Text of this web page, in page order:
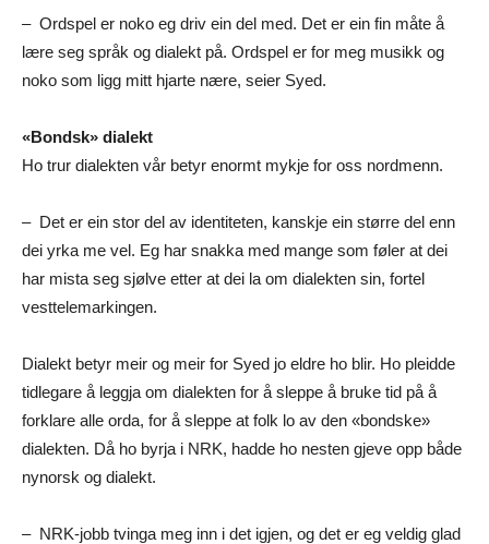
– Ordspel er noko eg driv ein del med. Det er ein fin måte å
lære seg språk og dialekt på. Ordspel er for meg musikk og
noko som ligg mitt hjarte nære, seier Syed.
«Bondsk» dialekt
Ho trur dialekten vår betyr enormt mykje for oss nordmenn.
– Det er ein stor del av identiteten, kanskje ein større del enn
dei yrka me vel. Eg har snakka med mange som føler at dei
har mista seg sjølve etter at dei la om dialekten sin, fortel
vesttelemarkingen.
Dialekt betyr meir og meir for Syed jo eldre ho blir. Ho pleidde
tidlegare å leggja om dialekten for å sleppe å bruke tid på å
forklare alle orda, for å sleppe at folk lo av den «bondske»
dialekten. Då ho byrja i NRK, hadde ho nesten gjeve opp både
nynorsk og dialekt.
– NRK-jobb tvinga meg inn i det igjen, og det er eg veldig glad